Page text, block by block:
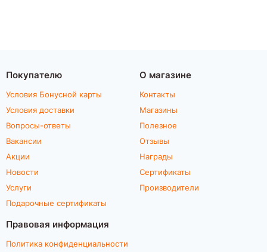
Покупателю
Условия Бонусной карты
Условия доставки
Вопросы-ответы
Вакансии
Акции
Новости
Услуги
Подарочные сертификаты
О магазине
Контакты
Магазины
Полезное
Отзывы
Награды
Сертификаты
Производители
Правовая информация
Политика конфиденциальности